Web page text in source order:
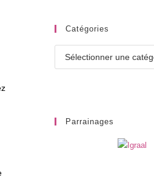
Catégories
Parrainages